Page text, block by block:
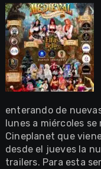
enterando de
lunes a miércoles
Cineplanet que
desde el jueves la
trailers. Para esta